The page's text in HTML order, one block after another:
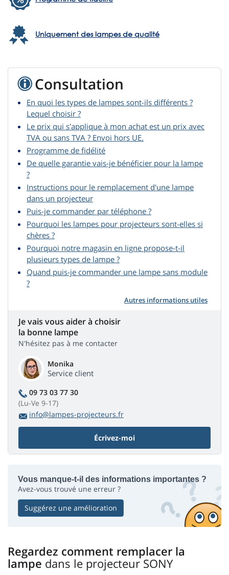
Uniquement des lampes de qualité
Consultation
En quoi les types de lampes sont-ils différents ?
Lequel choisir ?
Le prix qui s'applique à mon achat est un prix avec
TVA ou sans TVA ? Envoi hors UE.
Programme de fidélité
De quelle garantie vais-je bénéficier pour la lampe
?
Instructions pour le remplacement d'une lampe
dans un projecteur
Puis-je commander par téléphone ?
Pourquoi les lampes pour projecteurs sont-elles si
chères ?
Pourquoi notre magasin en ligne propose-t-il
plusieurs types de lampe ?
Quand puis-je commander une lampe sans module
?
Autres informations utiles
Je vais vous aider à choisir
la bonne lampe
N'hésitez pas à me contacter
Monika
Service client
09 73 03 77 30
(Lu-Ve 9-17)
info@lampes-projecteurs.fr
Écrivez-moi
Vous manque-t-il des informations importantes ?
Avez-vous trouvé une erreur ?
Suggérez une amélioration
Regardez comment remplacer la
lampe dans le projecteur SONY